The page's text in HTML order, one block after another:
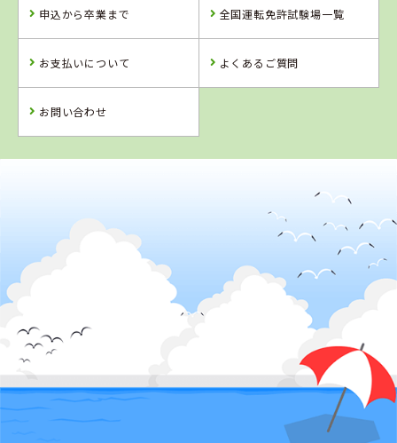
申込から卒業まで 全国運転免許試験場一覧
お支払いについて よくあるご質問
お問い合わせ